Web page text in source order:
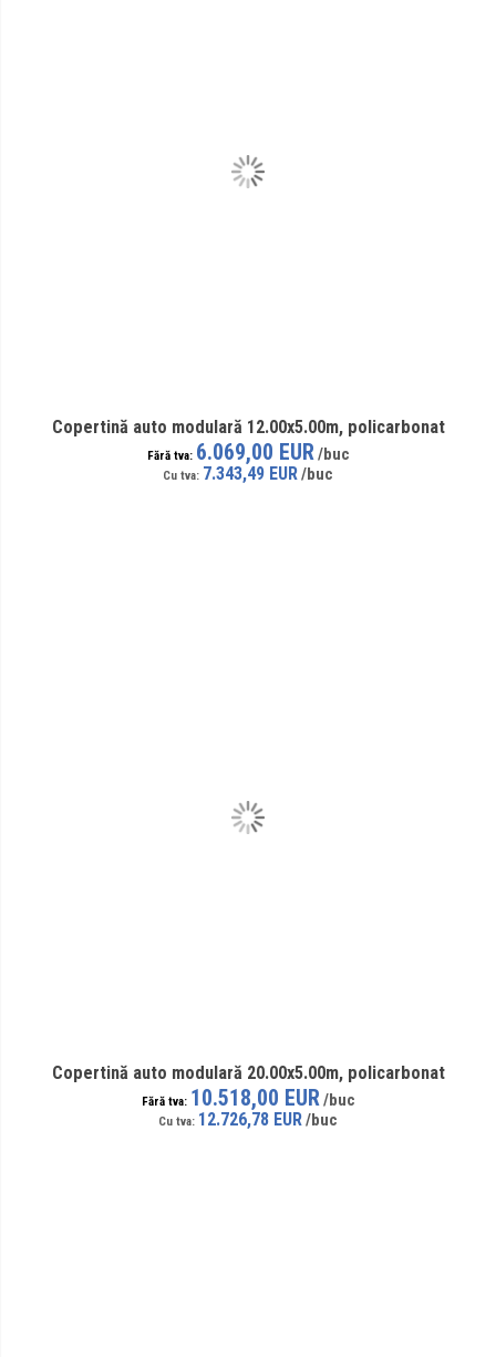
Copertină auto modulară 12.00x5.00m, policarbonat
7.343,49 EUR
6.069,00 EUR
Copertină auto modulară 20.00x5.00m, policarbonat
12.726,78 EUR
10.518,00 EUR